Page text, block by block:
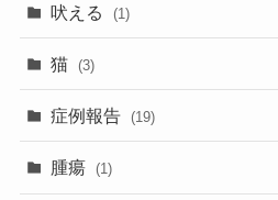
吠える (1)
猫 (3)
症例報告 (19)
腫瘍 (1)